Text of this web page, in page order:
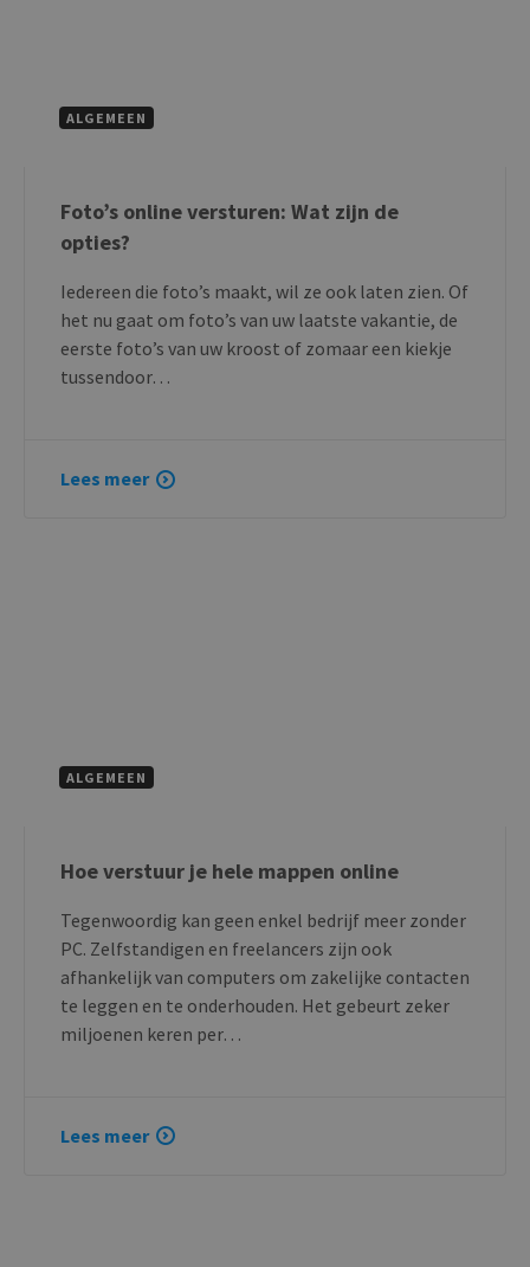
ALGEMEEN
Foto’s online versturen: Wat zijn de
opties?
Iedereen die foto’s maakt, wil ze ook laten zien. Of
het nu gaat om foto’s van uw laatste vakantie, de
eerste foto’s van uw kroost of zomaar een kiekje
tussendoor…
Lees meer
ALGEMEEN
Hoe verstuur je hele mappen online
Tegenwoordig kan geen enkel bedrijf meer zonder
PC. Zelfstandigen en freelancers zijn ook
afhankelijk van computers om zakelijke contacten
te leggen en te onderhouden. Het gebeurt zeker
miljoenen keren per…
Lees meer